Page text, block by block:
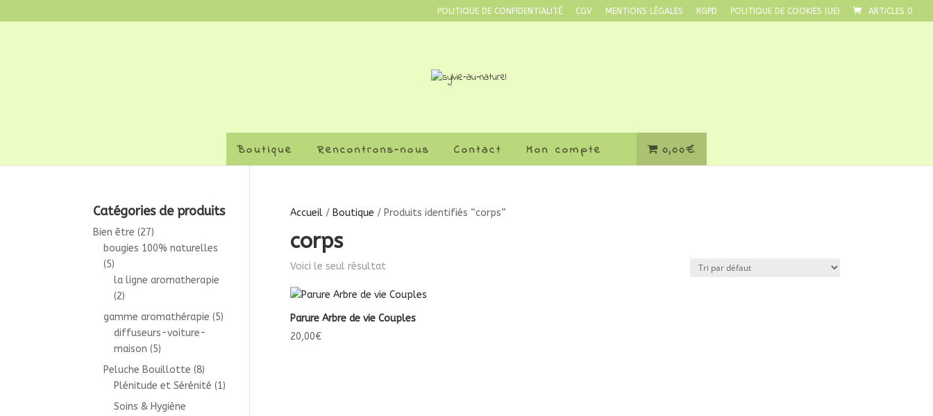
POLITIQUE DE CONFIDENTIALITÉ CGV MENTIONS LÉGALES RGPD POLITIQUE DE COOKIES (UE) ARTICLES 0
Boutique Rencontrons-nous Contact Mon compte 0,00€
Accueil/ Boutique / Produits identifiés “corps”
corps
Voici le seul résultat
Parure Arbre de vie Couples
20,00€
Catégories de produits
Bien être (27)
bougies 100% naturelles
(5)
la ligne aromatherapie
(2)
gamme aromathérapie (5)
diffuseurs-voiture-
maison (5)
Peluche Bouillotte (8)
Plénitude et Sérénité (1)
Soins & Hygiène